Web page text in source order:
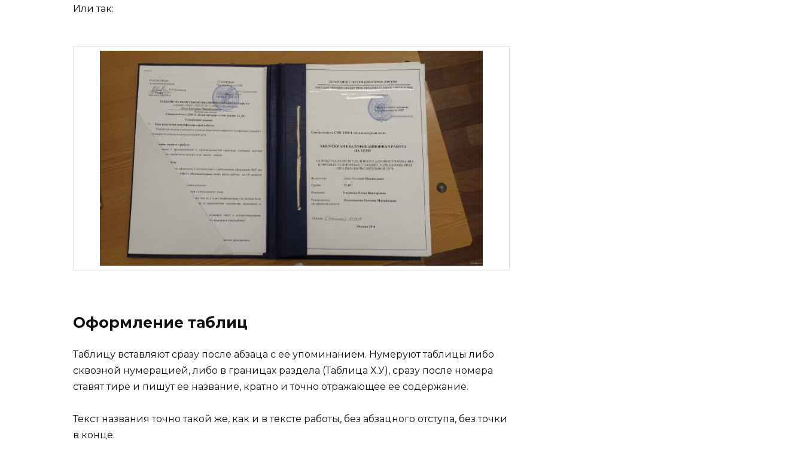
Или так:
Оформление таблиц
Таблицу вставляют сразу после абзаца с ее упоминанием. Нумеруют таблицы либо
сквозной нумерацией, либо в границах раздела (Таблица Х.У), сразу после номера
ставят тире и пишут ее название, кратно и точно отражающее ее содержание.
Текст названия точно такой же, как и в тексте работы, без абзацного отступа, без точки
в конце.